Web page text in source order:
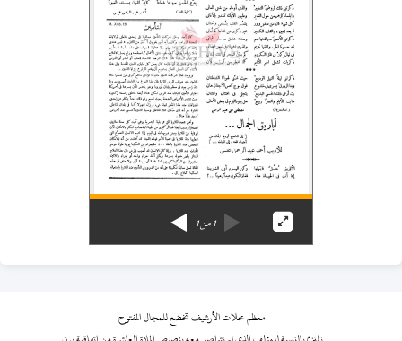
1من1
معظم مجلات الأرشيف تخضع للمجال المفتوح